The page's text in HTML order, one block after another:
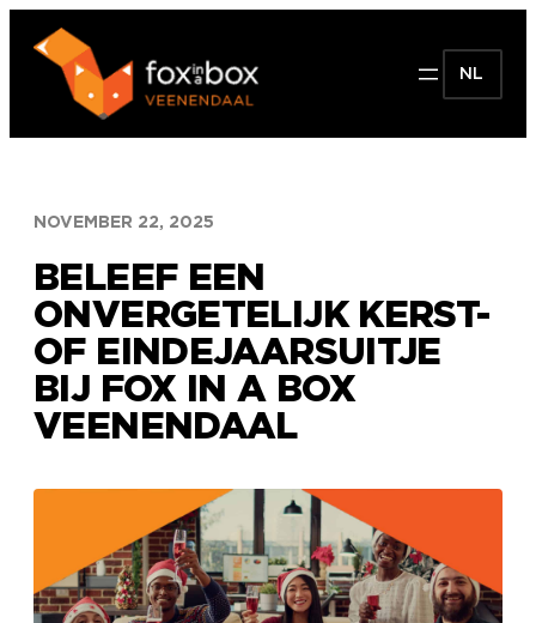
naar
NL
NOVEMBER 22, 2025
BELEEF EEN
ONVERGETELIJK KERST-
OF EINDEJAARSUITJE
BIJ FOX IN A BOX
VEENENDAAL